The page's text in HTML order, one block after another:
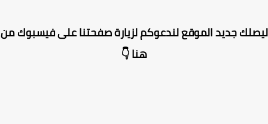
جديد الموقع لندعوكم لزيارة صفحتنا على فيسبوك من
هنا 👇